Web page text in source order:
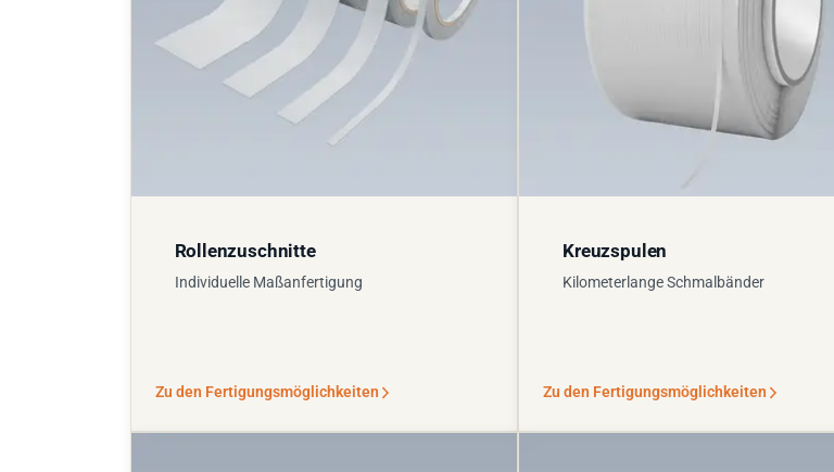
Rollenzuschnitte
Individuelle Maßanfertigung
Zu den Fertigungsmöglichkeiten
Kreuzspulen
Kilometerlange Schmalbänder
Zu den Fertigungsmöglichkeiten